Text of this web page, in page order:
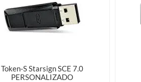
Token-S Starsign SCE 7.0
PERSONALIZADO